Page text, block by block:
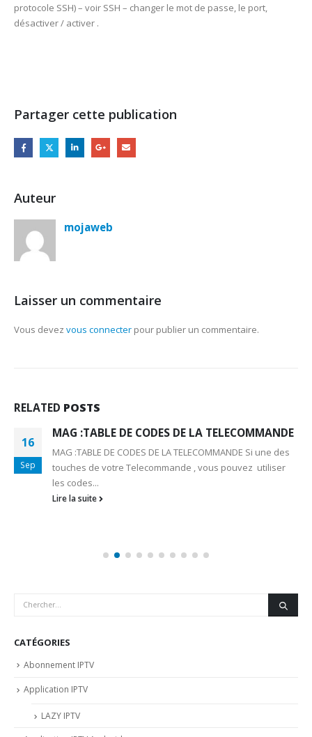
protocole SSH) – voir SSH – changer le mot de passe, le port,
désactiver / activer .
Partager cette publication
Auteur
mojaweb
Laisser un commentaire
Vous devez vous connecter pour publier un commentaire.
RELATED POSTS
16
Sep
MAG :TABLE DE CODES DE LA TELECOMMANDE
MAG :TABLE DE CODES DE LA TELECOMMANDE Si une des
touches de votre Telecommande , vous pouvez utiliser
les codes...
Lire la suite
CATÉGORIES
Abonnement IPTV
Application IPTV
LAZY IPTV